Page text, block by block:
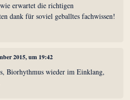
erwartet die richtigen
dank für soviel geballtes fachwissen!
2015, um 19:42
Biorhythmus wieder im Einklang,